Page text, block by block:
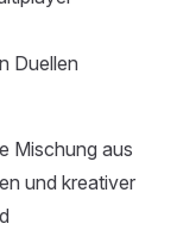
Duellen
Mischung aus
und kreativer